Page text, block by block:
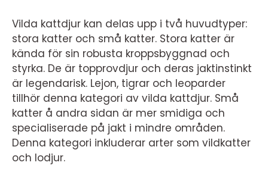
Vilda kattdjur kan delas upp i två huvudtyper:
stora katter och små katter. Stora katter är
kända för sin robusta kroppsbyggnad och
styrka. De är topprovdjur och deras jaktinstinkt
är legendarisk. Lejon, tigrar och leoparder
tillhör denna kategori av vilda kattdjur. Små
katter å andra sidan är mer smidiga och
specialiserade på jakt i mindre områden.
Denna kategori inkluderar arter som vildkatter
och lodjur.